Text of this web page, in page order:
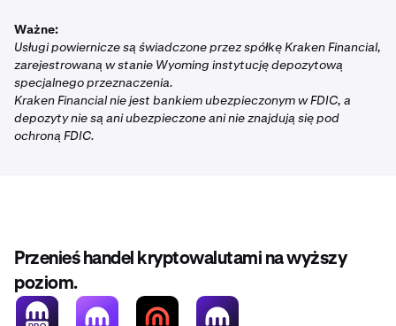
Ważne:
Usługi powiernicze są świadczone przez spółkę Kraken Financial,
zarejestrowaną w stanie Wyoming instytucję depozytową
specjalnego przeznaczenia.
Kraken Financial nie jest bankiem ubezpieczonym w FDIC, a
depozyty nie są ani ubezpieczone ani nie znajdują się pod
ochroną FDIC.
Przenieś handel kryptowalutami na wyższy
poziom.